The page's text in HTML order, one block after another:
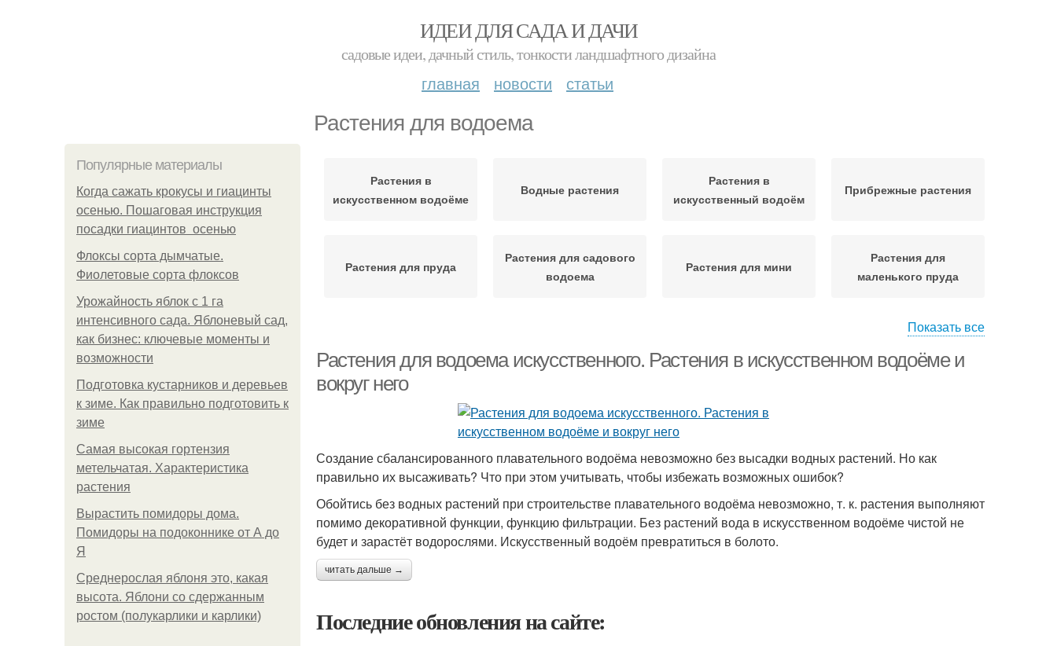
ИДЕИ ДЛЯ САДА И ДАЧИ
садовые идеи, дачный стиль, тонкости ландшафтного дизайна
главная новости статьи
Растения для водоема
Популярные материалы
Когда сажать крокусы и гиацинты
осенью. Пошаговая инструкция
посадки гиацинтов осенью
Флоксы сорта дымчатые.
Фиолетовые сорта флоксов
Урожайность яблок с 1 га
интенсивного сада. Яблоневый сад,
как бизнес: ключевые моменты и
возможности
Подготовка кустарников и деревьев
к зиме. Как правильно подготовить к
зиме
Самая высокая гортензия
метельчатая. Характеристика
растения
Вырастить помидоры дома.
Помидоры на подоконнике от А до
Я
Среднерослая яблоня это, какая
высота. Яблони со сдержанным
ростом (полукарлики и карлики)
Растения в
искусственном водоёме
Водные растения
Растения в
искусственный водоём
Прибрежные растения
Растения для пруда
Растения для садового
водоема
Растения для мини
Растения для
маленького пруда
маленького водоема
Показать все
Растения для водоема искусственного. Растения в искусственном водоёме и
вокруг него
Создание сбалансированного плавательного водоёма невозможно без высадки водных растений. Но как
правильно их высаживать? Что при этом учитывать, чтобы избежать возможных ошибок?
Обойтись без водных растений при строительстве плавательного водоёма невозможно, т. к. растения выполняют
помимо декоративной функции, функцию фильтрации. Без растений вода в искусственном водоёме чистой не
будет и зарастёт водорослями. Искусственный водоём превратиться в болото.
читать дальше →
Последние обновления на сайте: